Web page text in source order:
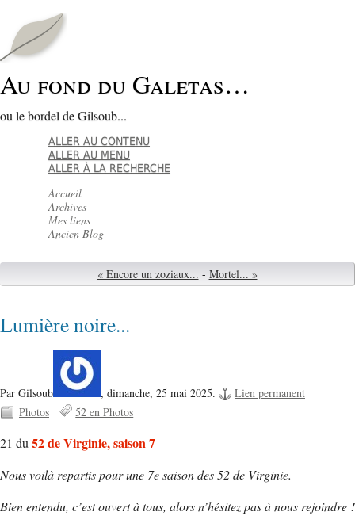
Au fond du Galetas…
ou le bordel de Gilsoub...
ALLER AU CONTENU
ALLER AU MENU
ALLER À LA RECHERCHE
Accueil
Archives
Mes liens
Ancien Blog
« Encore un zoziaux... - Mortel... »
Lumière noire...
Par Gilsoub , dimanche, 25 mai 2025.
Lien permanent
Photos
52 en Photos
21 du52 de Virginie, saison 7
Nous voilà repartis pour une 7e saison des 52 de Virginie.
Bien entendu, c’est ouvert à tous, alors n’hésitez pas à nous rejoindre !